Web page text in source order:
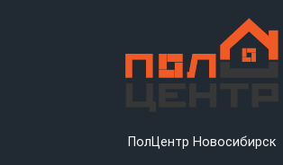
ПолЦентр Новосибирск